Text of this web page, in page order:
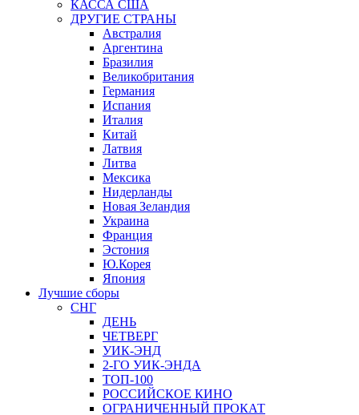
КАССА США
ДРУГИЕ СТРАНЫ
Австралия
Аргентина
Бразилия
Великобритания
Германия
Испания
Италия
Китай
Латвия
Литва
Мексика
Нидерланды
Новая Зеландия
Украина
Франция
Эстония
Ю.Корея
Япония
Лучшие сборы
СНГ
ДЕНЬ
ЧЕТВЕРГ
УИК-ЭНД
2-ГО УИК-ЭНДА
ТОП-100
РОССИЙСКОЕ КИНО
ОГРАНИЧЕННЫЙ ПРОКАТ